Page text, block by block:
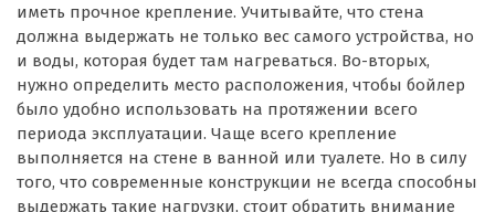
иметь прочное крепление. Учитывайте, что стена
должна выдержать не только вес самого устройства, но
и воды, которая будет там нагреваться. Во-вторых,
нужно определить место расположения, чтобы бойлер
было удобно использовать на протяжении всего
периода эксплуатации. Чаще всего крепление
выполняется на стене в ванной или туалете. Но в силу
того, что современные конструкции не всегда способны
выдержать такие нагрузки, стоит обратить внимание